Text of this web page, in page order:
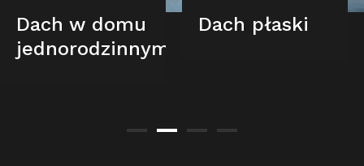
Dach w domu
jednorodzinnym
Dach płaski